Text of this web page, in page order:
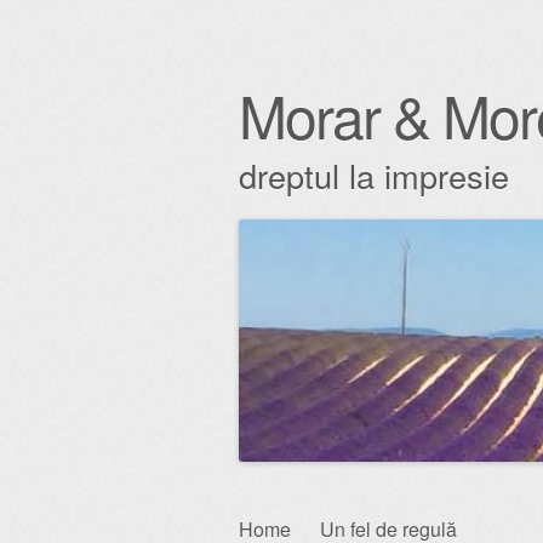
Morar &
dreptul la impresie
Skip
Home Un fel de regulă